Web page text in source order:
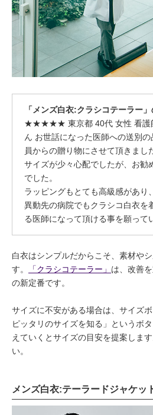
「メンズ白衣:クラシコテーラー
★★★★★ 東京都 40代 女性 看護
ん お世話になった医師への送別
員からの贈り物にさせて頂きまし
サイズが少々心配でしたが、お勧
でした。
ラッピングもとても高級感があり
異動先の病院でもクラシコ白衣を
る医師になって頂ける事を願って
白衣はシンプルだからこそ、素材や
す。
「クラシコテーラー」 は、改善
の新定番です。
サイズに不安がある場合は、サイズ
ピッタリのサイズを知る」というボ
えていくとサイズの目安を提案しま
い。
メンズ白衣:テーラードジャケッ